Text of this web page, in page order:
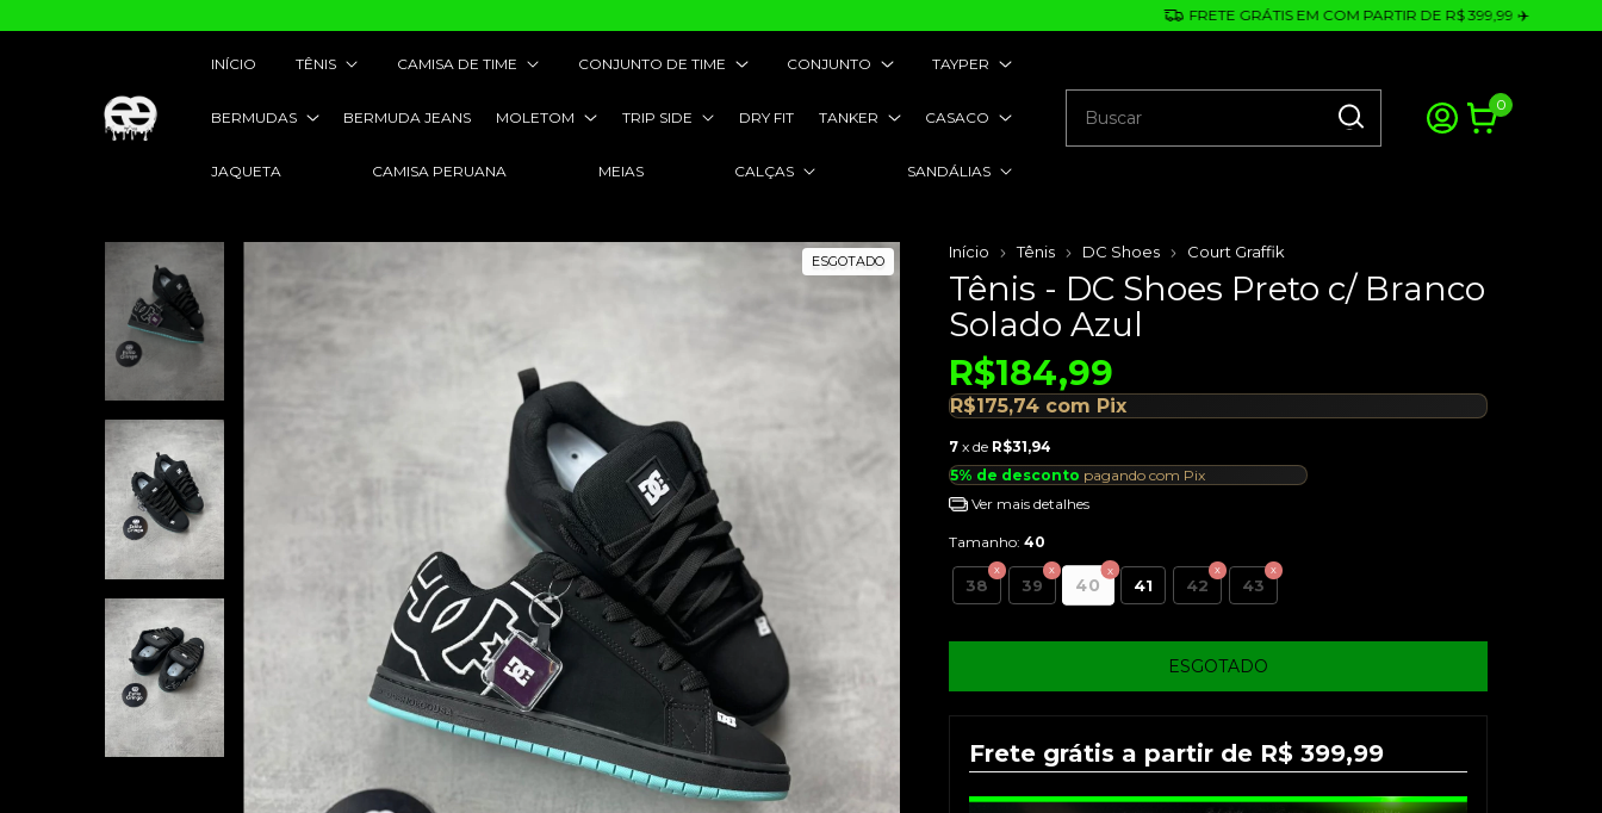
FRETE GRÁTIS EM COM PARTIR DE R$ 399,99 ✈️
INÍCIO TÊNIS CAMISA DE TIME CONJUNTO DE TIME CONJUNTO TAYPER
BERMUDAS BERMUDA JEANS MOLETOM TRIP SIDE DRY FIT TANKER CASACO
JAQUETA CAMISA PERUANA MEIAS CALÇAS SANDÁLIAS
0
ESGOTADO Início Tênis DC Shoes Court Graffik
Tênis - DC Shoes Preto c/ Branco
Solado Azul
R$184,99
R$175,74 com Pix
7 x de R$31,94
5% de desconto pagando com Pix
Ver mais detalhes
Tamanho: 40
38 39 40 41 42 43
Frete grátis a partir de R$ 399,99